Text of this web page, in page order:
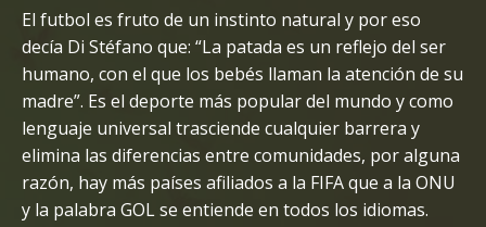
El futbol es fruto de un instinto natural y por eso
decía Di Stéfano que: “La patada es un reflejo del ser
humano, con el que los bebés llaman la atención de su
madre”. Es el deporte más popular del mundo y como
lenguaje universal trasciende cualquier barrera y
elimina las diferencias entre comunidades, por alguna
razón, hay más países afiliados a la FIFA que a la ONU
y la palabra GOL se entiende en todos los idiomas.